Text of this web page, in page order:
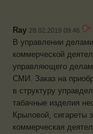
Ray 28.02.2019 09:46
В управлении
коммерческой
управляющего
СМИ. Заказ на
в структуру
табачные изделия
Крыловой, сигареты
коммерческая